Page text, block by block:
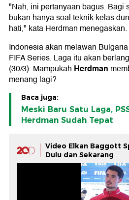
"Nah, ini pertanyaan bagus. Bagi
bukan hanya soal teknik kelas
hati," kata Herdman menegaskan.
Indonesia akan melawan
FIFA Series. Laga itu akan
(30/3). Mampukah Herdman
menang lagi?
Baca juga:
Meski Baru Satu Laga,
Herdman Sudah Tepat
Video Elkan Baggott
Dulu dan Sekarang